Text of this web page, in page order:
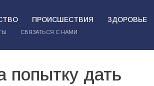
ПРОИСШЕСТВИЯ ЗДОРОВЬЕ
СВЯЗАТЬСЯ С НАМИ
попытку дать